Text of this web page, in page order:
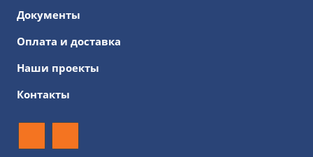
Документы
Оплата и доставка
Наши проекты
Контакты